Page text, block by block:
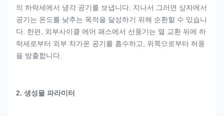
의 하락세에서 냉각 공기를 보냅니다. 지나서 그러면 상자에서
공기는 온도를 낮추는 목적을 달성하기 위해 순환할 수 있습니
다. 한편, 외부사이클 에어 패스에서 선풍기는 열 교환 뒤에 하
락세로부터 외부 차가운 공기를 흡수하고, 위쪽으로부터 허풍
을 방출합니다.
2. 생성물 파라미터